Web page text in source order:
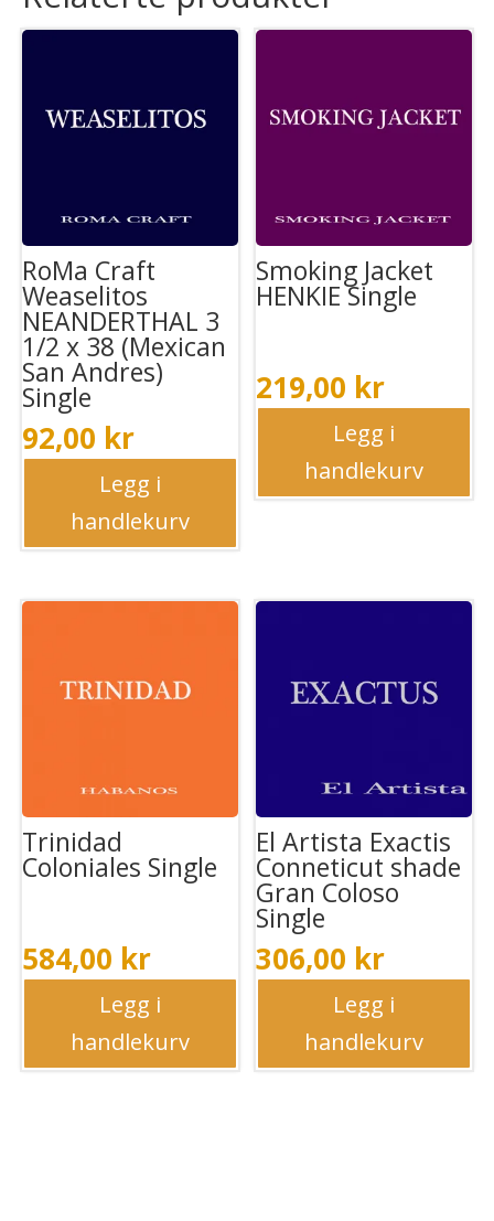
RoMa Craft
Weaselitos
NEANDERTHAL 3
1/2 x 38 (Mexican
San Andres)
Single
92,00 kr
Legg i
handlekurv
Smoking Jacket
HENKIE Single
219,00 kr
Legg i
handlekurv
Trinidad
Coloniales Single
584,00 kr
Legg i
handlekurv
El Artista Exactis
Conneticut shade
Gran Coloso
Single
306,00 kr
Legg i
handlekurv